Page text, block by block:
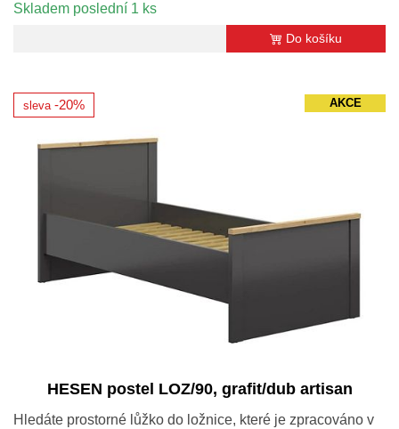
Skladem poslední 1 ks
Do košíku
AKCE
HESEN postel LOZ/90, grafit/dub artisan
Hledáte prostorné lůžko do ložnice, které je zpracováno v
sleva -20%